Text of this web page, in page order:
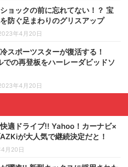
ョックの前に忘れてない！？ 宝
防ぐ足まわりのグリスアップ
年4月20日
冷スポーツスターが復活する！
での再登板をハーレーダビッドソ
年4月20日
適ドライブ!! Yahoo！カーナビ×
が大人気で継続決定だと！
月20日